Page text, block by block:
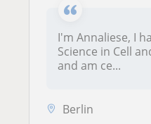
I'm Annaliese, I
Science in Cell
and am ce...
Berlin